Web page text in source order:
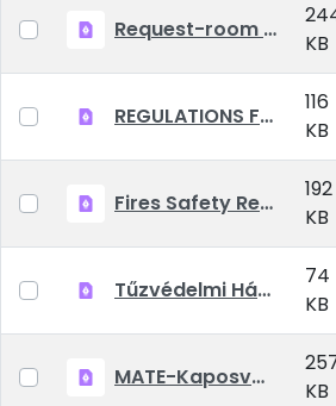
Request-room changing.pdf
KB
REGULATIONS FOR THE PREVENTION OF ACCIDENTS.pdf
116
KB
Fires Safety Regulation.pdf
192
KB
Tűzvédelmi Házirend
74
KB
MATE-Kaposvari-Campus-Kollégiumok Kollégiumi díjkedvezmény kitöltési útmutató 2021.09.22
KB